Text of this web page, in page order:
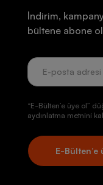
İndirim,
bültene abone
“E-Bülten’e üye ol”
aydınlatma metnini
E-Bülten’e